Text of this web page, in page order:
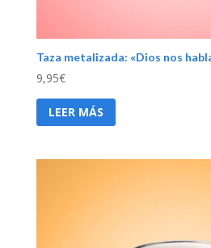
Taza metalizada: «Dios nos
9,95€
LEER MÁS